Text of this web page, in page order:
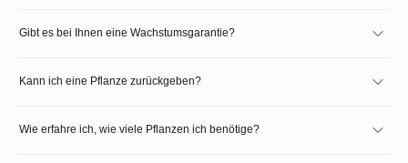
Gibt es bei Ihnen eine Wachstumsgarantie?
Kann ich eine Pflanze zurückgeben?
Wie erfahre ich, wie viele Pflanzen ich benötige?